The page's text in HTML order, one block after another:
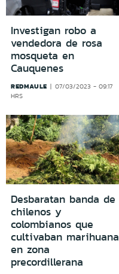
Investigan robo a
vendedora de rosa
mosqueta en
Cauquenes
REDMAULE
07/03/2023 - 09:17
HRS
Desbaratan banda de
chilenos y
colombianos que
cultivaban marihuana
en zona
precordillerana